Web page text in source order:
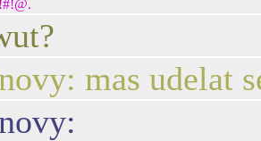
mas udelat